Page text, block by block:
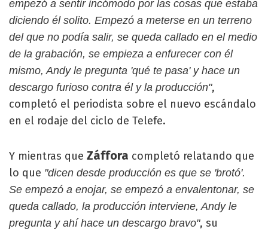
empezó a sentir incómodo por las cosas que estaba
diciendo él solito. Empezó a meterse en un terreno
del que no podía salir, se queda callado en el medio
de la grabación, se empieza a enfurecer con él
mismo, Andy le pregunta 'qué te pasa' y hace un
descargo furioso contra él y la producción",
completó el periodista sobre el nuevo escándalo
en el rodaje del ciclo de Telefe.
Y mientras que Záffora completó relatando que
lo que "dicen desde producción es que se 'brotó'.
Se empezó a enojar, se empezó a envalentonar, se
queda callado, la producción interviene, Andy le
pregunta y ahí hace un descargo bravo", su